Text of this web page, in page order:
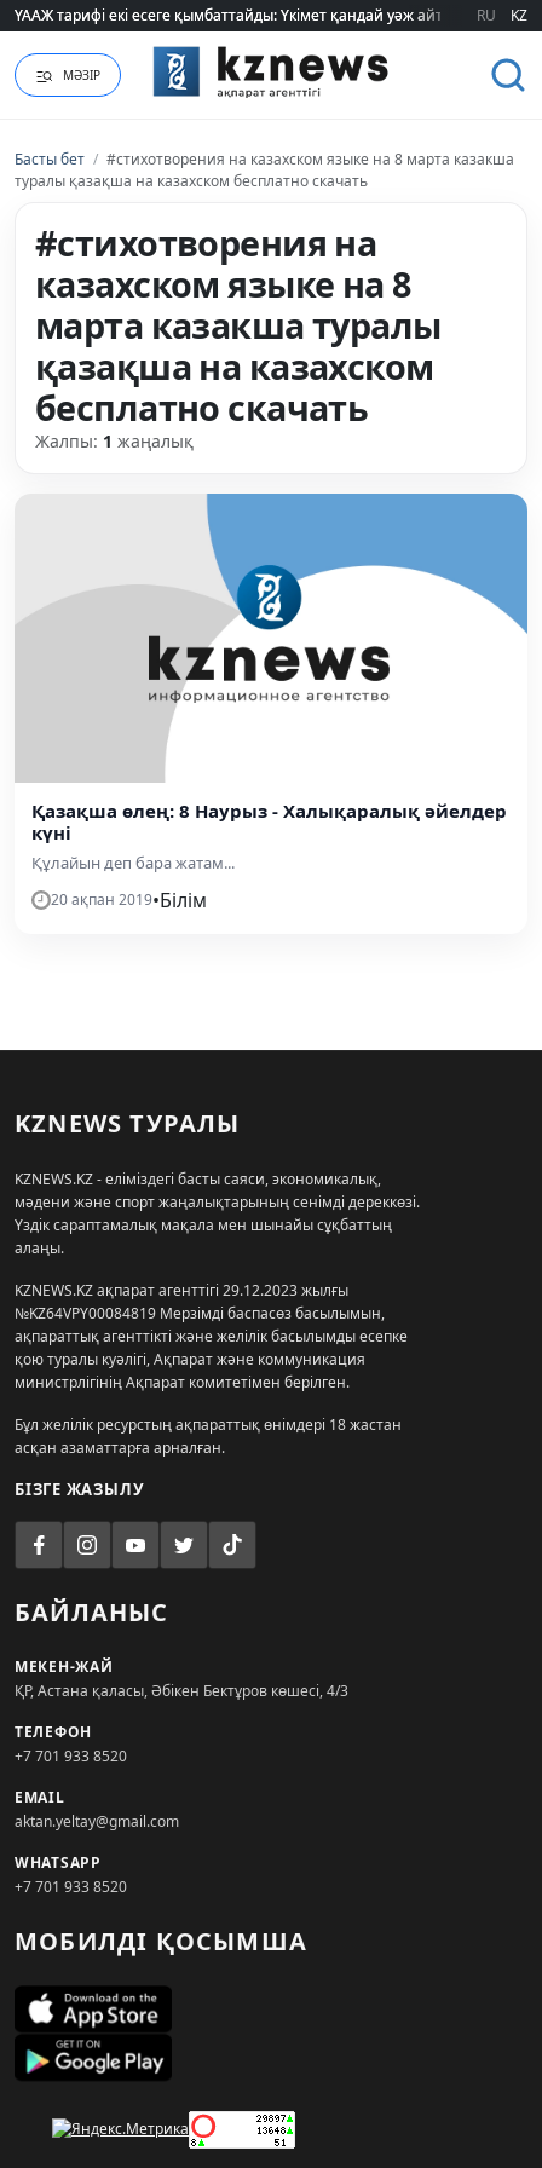
ҮААЖ тарифі екі есеге қымбаттайды: Үкімет қандай уәж айтады?
ҮААЖ тарифі екі есеге қымбаттайды: Үкімет қандай уәж айтады? RU KZ
МӘЗІР
Басты бет / #стихотворения на казахском языке на 8 марта казакша
туралы қазақша на казахском бесплатно скачать
#стихотворения на
казахском языке на 8
марта казакша туралы
қазақша на казахском
бесплатно скачать
Жалпы: 1 жаңалық
Қазақша өлең: 8 Наурыз - Халықаралық әйелдер
күні
Құлайын деп бара жатам...
20 ақпан 2019•Білім
KZNEWS ТУРАЛЫ
KZNEWS.KZ - еліміздегі басты саяси, экономикалық,
мәдени және спорт жаңалықтарының сенімді дереккөзі.
Үздік сараптамалық мақала мен шынайы сұқбаттың
алаңы.
KZNEWS.KZ ақпарат агенттігі 29.12.2023 жылғы
№KZ64VPY00084819 Мерзімді баспасөз басылымын,
ақпараттық агенттікті және желілік басылымды есепке
қою туралы куәлігі, Ақпарат және коммуникация
министрлігінің Ақпарат комитетімен берілген.
Бұл желілік ресурстың ақпараттық өнімдері 18 жастан
асқан азаматтарға арналған.
БІЗГЕ ЖАЗЫЛУ
БАЙЛАНЫС
МЕКЕН-ЖАЙ
ҚР, Астана қаласы, Әбікен Бектұров көшесі, 4/3
ТЕЛЕФОН
+7 701 933 8520
EMAIL
aktan.yeltay@gmail.com
WHATSAPP
+7 701 933 8520
МОБИЛДІ ҚОСЫМША